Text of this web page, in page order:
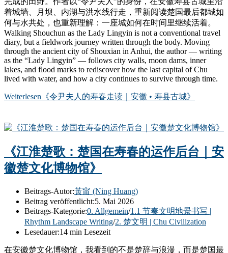
着城墙、月坝、内湖与洪水线行走，重新阅读楚国最后都城如
何与水共处，也重新理解：一座城如何在时间里继续活着。
Walking Shouchun as the Lady Lingyin is not a conventional travel
diary, but a fieldwork journey written through the body. Moving
through the ancient city of Shouxian in Anhui, the author — writing
as the “Lady Lingyin” — follows city walls, moon dams, inner
lakes, and flood marks to rediscover how the last capital of Chu
lived with water, and how a city continues to survive through time.
Weiterlesen 《令尹夫人的寿春走读｜安徽 • 寿县古城》
《江淮楚歌：楚国在寿春的运作后台｜安
徽楚文化博物馆》
Beitrags-Autor:黃甯 (Ning Huang)
Beitrag veröffentlicht:5. Mai 2026
Beitrags-Kategorie:0. Allgemein/1.1 节奏文明地景书写 |
Rhythm Landscape Writing/2. 楚文明 | Chu Civilization
Lesedauer:14 min Lesezeit
在安徽楚文化博物馆，我看到的不是楚辞与浪漫，而是楚国最